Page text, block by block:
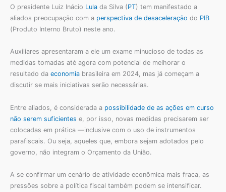
O presidente Luiz Inácio Lula da Silva (PT) tem manifestado a
aliados preocupação com a perspectiva de desaceleração do PIB
(Produto Interno Bruto) neste ano.
Auxiliares apresentaram a ele um exame minucioso de todas as
medidas tomadas até agora com potencial de melhorar o
resultado da economia brasileira em 2024, mas já começam a
discutir se mais iniciativas serão necessárias.
Entre aliados, é considerada a possibilidade de as ações em curso
não serem suficientes e, por isso, novas medidas precisarem ser
colocadas em prática —inclusive com o uso de instrumentos
parafiscais. Ou seja, aqueles que, embora sejam adotados pelo
governo, não integram o Orçamento da União.
A se confirmar um cenário de atividade econômica mais fraca, as
pressões sobre a política fiscal também podem se intensificar.